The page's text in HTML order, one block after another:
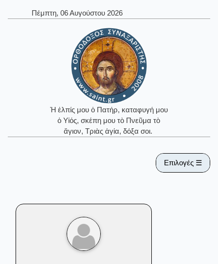
Πέμπτη, 06 Αυγούστου 2026
Ἡ ἐλπίς μου ὁ Πατήρ, καταφυγή μου
ὁ Υἱός, σκέπη μου τὸ Πνεῦμα τὸ
ἅγιον, Τριὰς ἁγία, δόξα σοι.
Επιλογές ☰